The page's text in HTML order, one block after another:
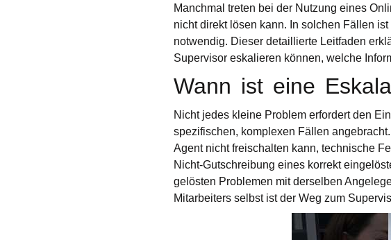
Manchmal treten bei der Nutzung eines
nicht direkt lösen kann. In solchen Fällen
notwendig. Dieser detaillierte Leitfaden
Supervisor eskalieren können, welche
Wann ist eine
Nicht jedes kleine Problem erfordert den
spezifischen, komplexen Fällen
Agent nicht freischalten kann, technische
Nicht-Gutschreibung eines korrekt
gelösten Problemen mit derselben
Mitarbeiters selbst ist der Weg zum